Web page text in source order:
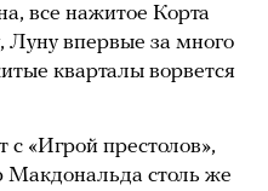
все нажитое Корта
Луну впервые за много
кварталы ворвется
«Игрой престолов»,
Макдональда столь же